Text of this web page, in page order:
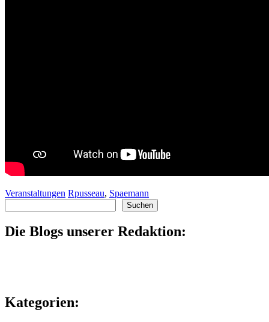
Veranstaltungen Rpusseau, Spaemann
Suchen
Die Blogs unserer Redaktion:
Kategorien: